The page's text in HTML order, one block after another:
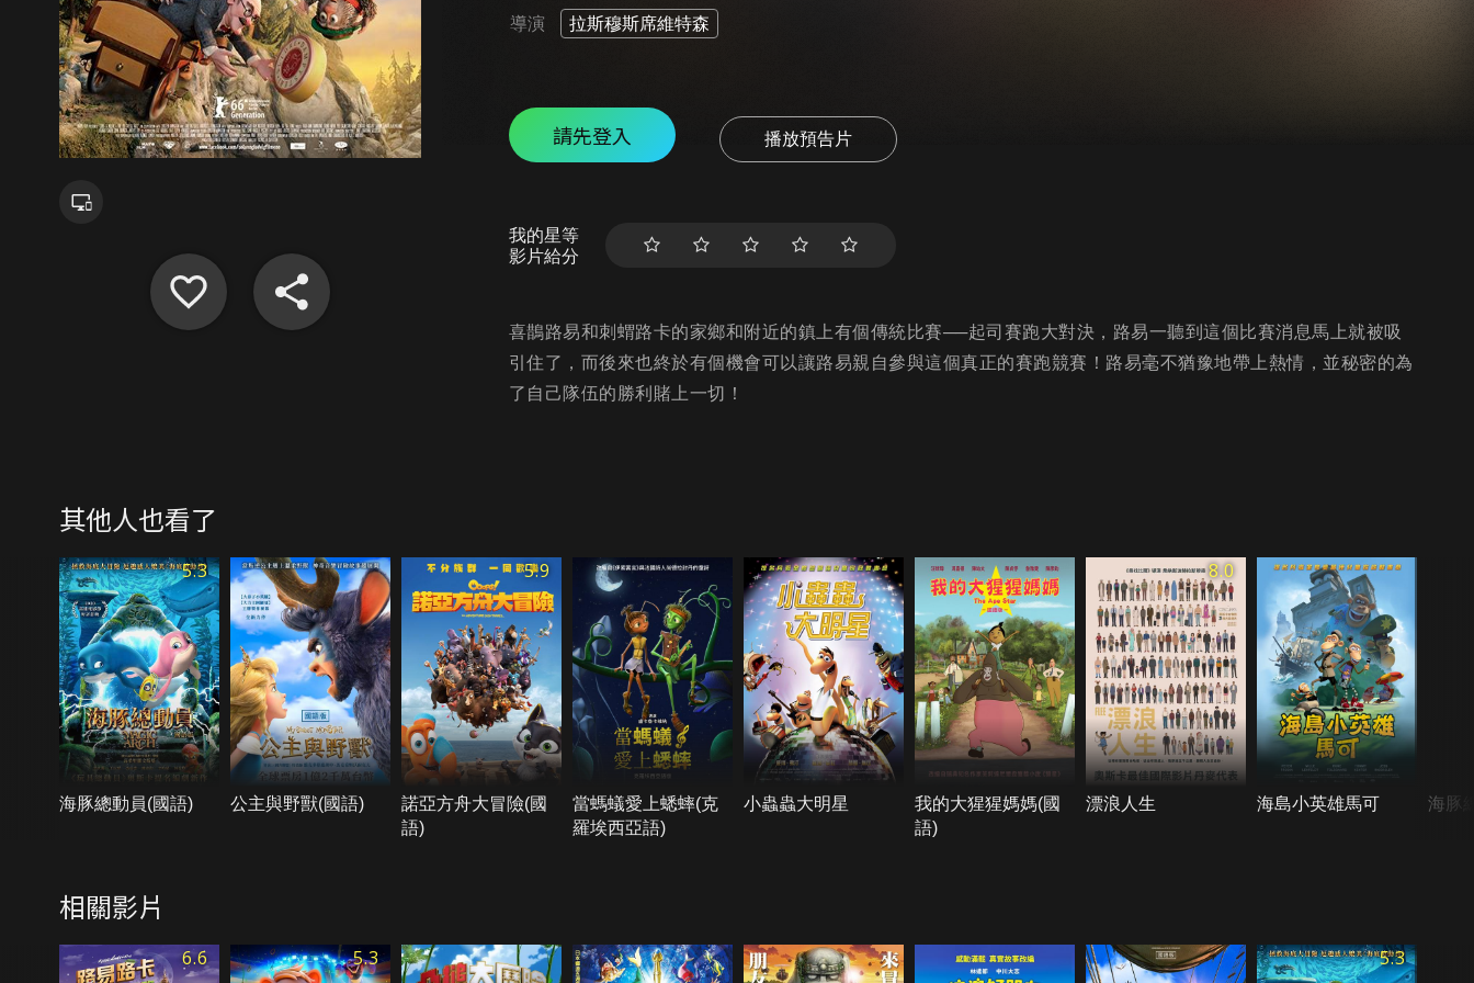
導演 拉斯穆斯席維特森
請先登入 播放預告片
我的星等
影片給分
喜鵲路易和刺蝟路卡的家鄉和附近的鎮上有個傳統比賽──起司賽跑大對決，路易一聽到這個比賽消息馬上就被吸
引住了，而後來也終於有個機會可以讓路易親自參與這個真正的賽跑競賽！路易毫不猶豫地帶上熱情，並秘密的為
了自己隊伍的勝利賭上一切！
其他人也看了
5.3
海豚總動員(國語) 公主與野獸(國語)
5.9
諾亞方舟大冒險(國
語)
當螞蟻愛上蟋蟀(克
羅埃西亞語)
小蟲蟲大明星
我的大猩猩媽媽(國
語)
8.0
漂浪人生 海島小英雄馬可 海豚
相關影片
6.6 5.3 5.3